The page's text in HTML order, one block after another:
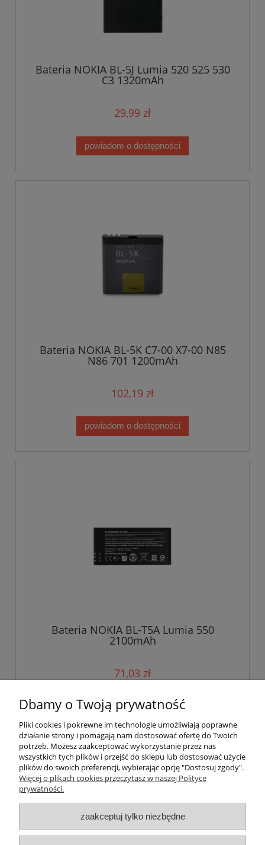
Bateria NOKIA BL-5J Lumia 520 525 530
C3 1320mAh
29,99 zł
powiadom o dostępności
Bateria NOKIA BL-5K C7-00 X7-00 N85
N86 701 1200mAh
102,19 zł
powiadom o dostępności
Bateria NOKIA BL-T5A Lumia 550
2100mAh
71,03 zł
powiadom o dostępności
« 1 2 »
Pomoc
Moje konto
Dbamy o Twoją prywatność
Pliki cookies i pokrewne im technologie umożliwiają poprawne
działanie strony i pomagają nam dostosować ofertę do Twoich
potrzeb. Możesz zaakceptować wykorzystanie przez nas
wszystkich tych plików i przejść do sklepu lub dostosować użycie
plików do swoich preferencji, wybierając opcję "Dostosuj zgody".
Więcej o plikach cookies przeczytasz w naszej Polityce
prywatności.
zaakceptuj tylko niezbędne